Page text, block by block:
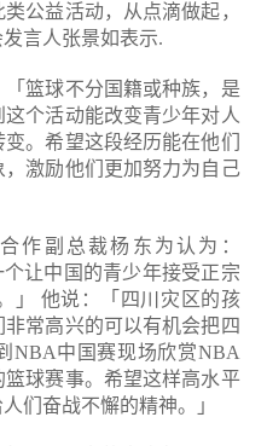
公益活动，从点滴做起，
言人张景如表示.
篮球不分国籍或种族，是
个活动能改变青少年对人
。希望这段经历能在他们
激励他们更加努力为自己
作副总裁杨东为认为：
个让中国的青少年接受正宗
」 他说：「四川灾区的孩
常高兴的可以有机会把四
NBA中国赛现场欣赏NBA
球赛事。希望这样高水平
们奋战不懈的精神。」